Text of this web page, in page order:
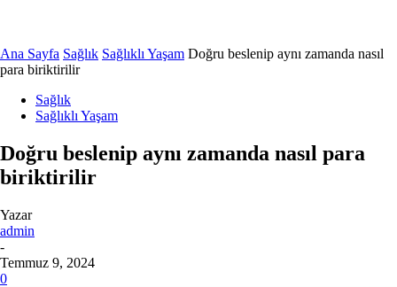
Ana Sayfa Sağlık Sağlıklı Yaşam Doğru beslenip aynı zamanda nasıl
para biriktirilir
Sağlık
Sağlıklı Yaşam
Doğru beslenip aynı zamanda nasıl para
biriktirilir
Yazar
admin
-
Temmuz 9, 2024
0